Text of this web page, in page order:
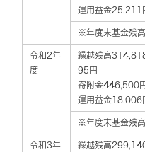
運用益金25,211
※年度末基金残
令和2年
度
繰越残高
95円
寄附金446,500
運用益金18,006
※年度末基金残
令和3年
繰越残高